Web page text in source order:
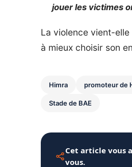
jouer les victimes
La violence vient-elle
à mieux choisir son
Himra promoteur de
Stade de BAE
Cet article vous
vous.